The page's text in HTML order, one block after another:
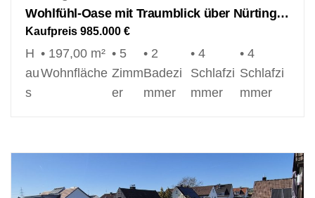
Wohlfühl-Oase mit Traumblick über Nürtingen und die Alb
Kaufpreis 985.000 €
H
au
s
• 197,00 m²
Wohnfläche
• 5
Zimm
er
• 2
Badezi
mmer
• 4
Schlafzi
mmer
• 4
Schlafzi
mmer